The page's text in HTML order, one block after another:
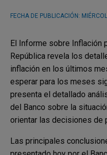
FECHA DE PUBLICACIÓN:
El Informe sobre Inflación
República revela los
inflación en los últimos
esperar para los meses
presenta el detallado
del Banco sobre la
orientar las decisiones de
Las principales